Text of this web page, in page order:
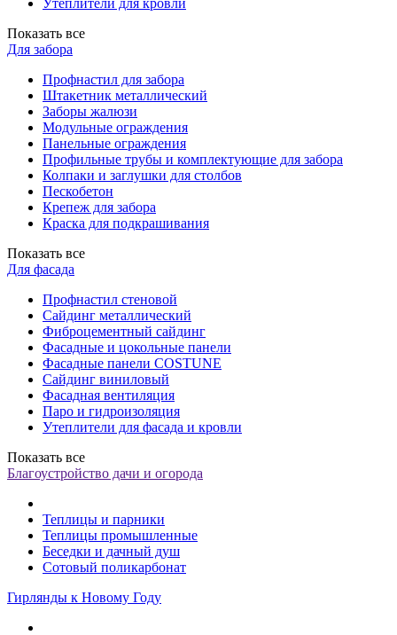
Утеплители для кровли
Показать все
Для забора
Профнастил для забора
Штакетник металлический
Заборы жалюзи
Модульные ограждения
Панельные ограждения
Профильные трубы и комплектующие для забора
Колпаки и заглушки для столбов
Пескобетон
Крепеж для забора
Краска для подкрашивания
Показать все
Для фасада
Профнастил стеновой
Сайдинг металлический
Фиброцементный сайдинг
Фасадные и цокольные панели
Фасадные панели COSTUNE
Сайдинг виниловый
Фасадная вентиляция
Паро и гидроизоляция
Утеплители для фасада и кровли
Показать все
Благоустройство дачи и огорода
Теплицы и парники
Теплицы промышленные
Беседки и дачный душ
Сотовый поликарбонат
Гирлянды к Новому Году